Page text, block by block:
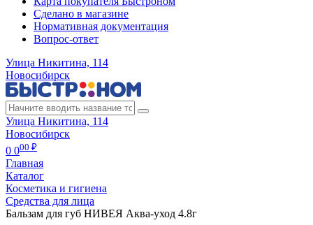
Сделано в магазине
Нормативная документация
Вопрос-ответ
Улица Никитина, 114
Новосибирск
Улица Никитина, 114
Новосибирск
0 000 ₽
Главная
Каталог
Косметика и гигиена
Средства для лица
Бальзам для губ НИВЕЯ Аква-уход 4.8г